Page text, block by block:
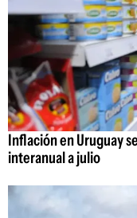
Inflación en Uruguay
interanual a julio